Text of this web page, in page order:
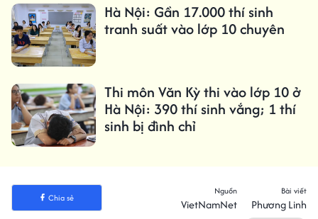
Hà Nội: Gần 17.000 thí sinh
tranh suất vào lớp 10 chuyên
Thi môn Văn Kỳ thi vào lớp 10 ở
Hà Nội: 390 thí sinh vắng; 1 thí
sinh bị đình chỉ
Chia sẻ
Nguồn
VietNamNet
Bài viết
Phương Linh